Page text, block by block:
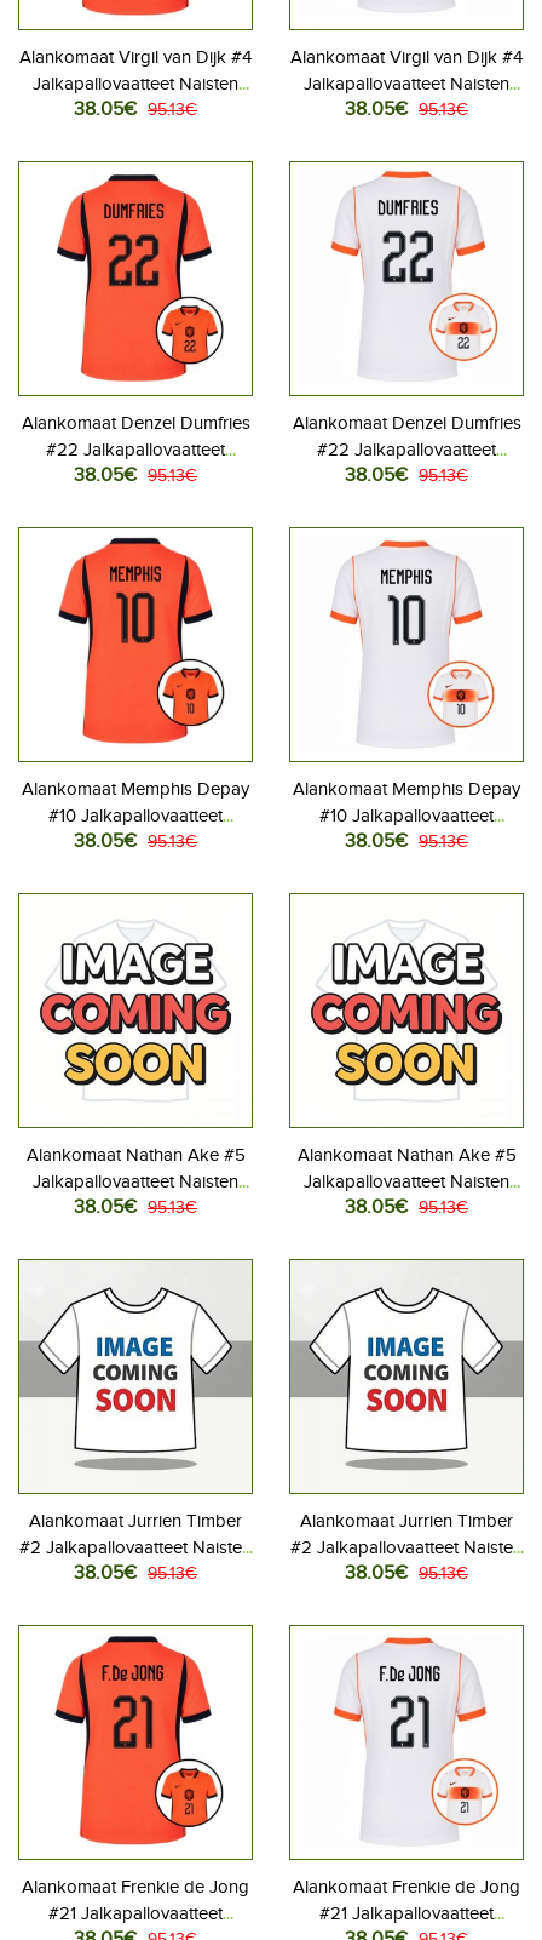
Alankomaat Virgil van Dijk #4
Jalkapallovaatteet Naisten
Kotipaita MM-kisat 2026
38.05€ 95.13€
Alankomaat Virgil van Dijk #4
Jalkapallovaatteet Naisten
Vieraspaita MM-kisat 2026
38.05€ 95.13€
Alankomaat Denzel Dumfries
#22 Jalkapallovaatteet
Naisten Kotipaita MM-kisat
38.05€ 95.13€
Alankomaat Denzel Dumfries
#22 Jalkapallovaatteet
Naisten Vieraspaita MM-kisat
38.05€ 95.13€
Alankomaat Memphis Depay
#10 Jalkapallovaatteet
Naisten Kotipaita MM-kisat
38.05€ 95.13€
Alankomaat Memphis Depay
#10 Jalkapallovaatteet
Naisten Vieraspaita MM-kisat
38.05€ 95.13€
Alankomaat Nathan Ake #5
Jalkapallovaatteet Naisten
Kotipaita MM-kisat 2026
38.05€ 95.13€
Alankomaat Nathan Ake #5
Jalkapallovaatteet Naisten
Vieraspaita MM-kisat 2026
38.05€ 95.13€
Alankomaat Jurrien Timber
#2 Jalkapallovaatteet Naisten
Kotipaita MM-kisat 2026
38.05€ 95.13€
Alankomaat Jurrien Timber
#2 Jalkapallovaatteet Naisten
Vieraspaita MM-kisat 2026
38.05€ 95.13€
Alankomaat Frenkie de Jong
#21 Jalkapallovaatteet
Alankomaat Frenkie de Jong
#21 Jalkapallovaatteet